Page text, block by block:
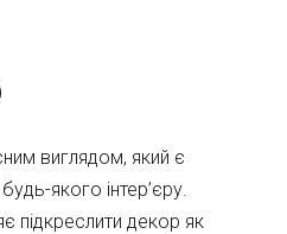
виглядом, який є
якого інтер’єру.
підкреслити декор як